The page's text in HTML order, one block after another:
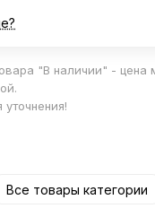
"В наличии" - цена
Все товары категории